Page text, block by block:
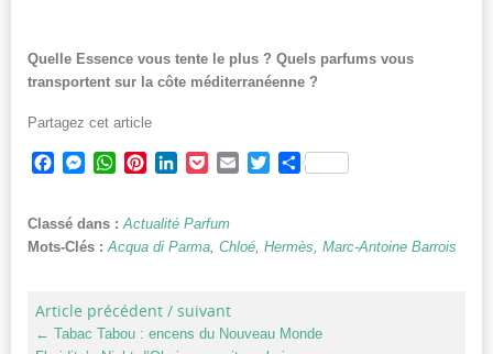
Quelle Essence vous tente le plus ? Quels parfums vous
transportent sur la côte méditerranéenne ?
Partagez cet article
Facebook
Messenger
WhatsApp
PinterestLinkedInPocketEmailTwitterPartager
Classé dans :Actualité Parfum
Mots-Clés :Acqua di Parma, Chloé, Hermès, Marc-Antoine Barrois
Article précédent / suivant
← Tabac Tabou : encens du Nouveau Monde